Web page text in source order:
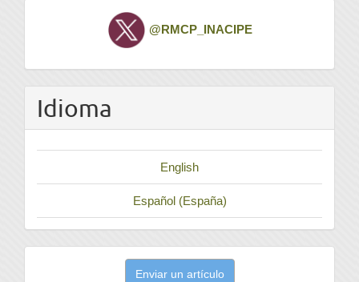
Twitter @RMCP_INACIPE
Idioma
English
Español (España)
Enviar un artículo